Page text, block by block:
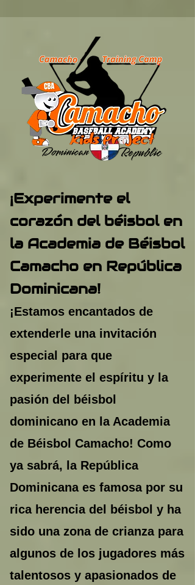
¡Experimente el
corazón del béisbol en
la Academia de Béisbol
Camacho en República
Dominicana!
¡Estamos encantados de
extenderle una invitación
especial para que
experimente el espíritu y la
pasión del béisbol
dominicano en la Academia
de Béisbol Camacho! Como
ya sabrá, la República
Dominicana es famosa por su
rica herencia del béisbol y ha
sido una zona de crianza para
algunos de los jugadores más
talentosos y apasionados de